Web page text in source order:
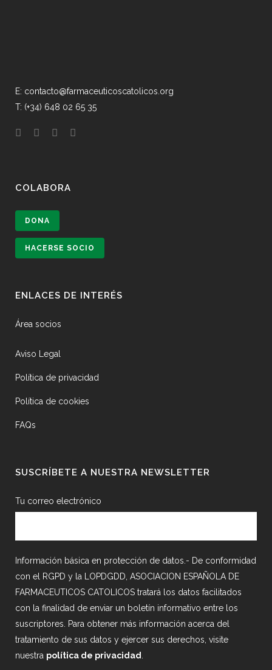
E: contacto@farmaceuticoscatolicos.org
T: (+34) 648 02 65 35
COLABORA
DONA
HACERSE SOCIO
ENLACES DE INTERÉS
Área socios
Aviso Legal
Política de privacidad
Política de cookies
FAQs
SUSCRÍBETE A NUESTRA NEWSLETTER
Tu correo electrónico
Información básica en protección de datos.- De conformidad
con el RGPD y la LOPDGDD, ASOCIACION ESPAÑOLA DE
FARMACEUTICOS CATOLICOS tratará los datos facilitados
con la finalidad de enviar un boletín informativo entre los
suscriptores. Para obtener más información acerca del
tratamiento de sus datos y ejercer sus derechos, visite
nuestra política de privacidad